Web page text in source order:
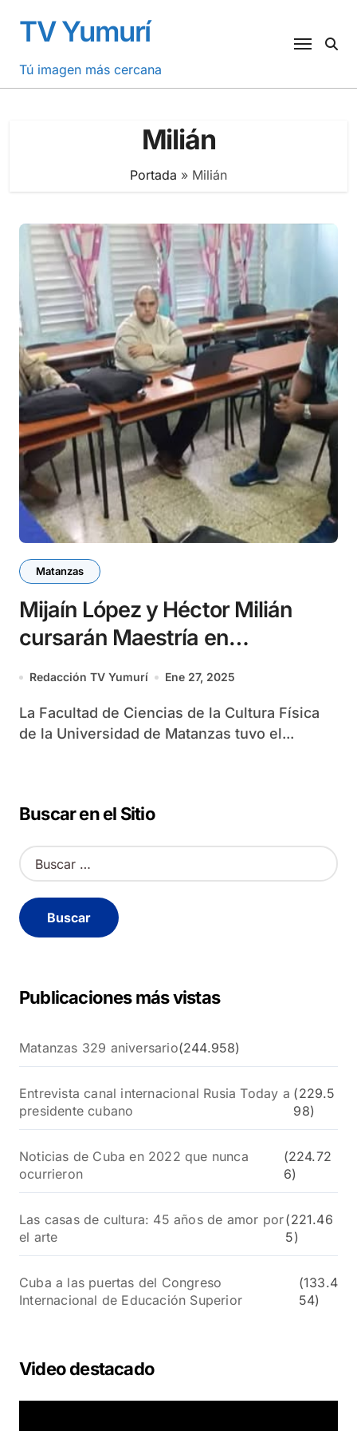
contenido
TV Yumurí
Tú imagen más cercana
Milián
Portada » Milián
Matanzas
Mijaín López y Héctor Milián
cursarán Maestría en
Universidad de Matanzas
Redacción TV Yumurí Ene 27, 2025
La Facultad de Ciencias de la Cultura Física
de la Universidad de Matanzas tuvo el...
Buscar en el Sitio
B
u
c
a
Publicaciones más vistas
Matanzas 329 aniversario(244.958)
Entrevista canal internacional Rusia Today a
presidente cubano
(229.5
98)
Noticias de Cuba en 2022 que nunca
ocurrieron
(224.72
6)
Las casas de cultura: 45 años de amor por
el arte
(221.46
5)
Cuba a las puertas del Congreso
Internacional de Educación Superior
(133.4
54)
Video destacado